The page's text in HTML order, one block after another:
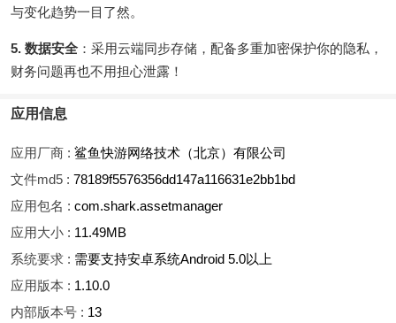
与变化趋势一目了然。
5. 数据安全：采用云端同步存储，配备多重加密保护你的隐私，
财务问题再也不用担心泄露！
应用信息
应用厂商 : 鲨鱼快游网络技术（北京）有限公司
文件md5 : 78189f5576356dd147a116631e2bb1bd
应用包名 : com.shark.assetmanager
应用大小 : 11.49MB
系统要求 : 需要支持安卓系统Android 5.0以上
应用版本 : 1.10.0
内部版本号 : 13